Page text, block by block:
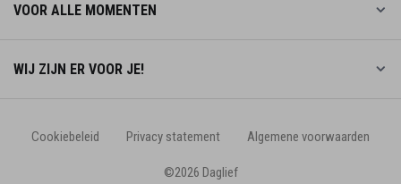
VOOR ALLE MOMENTEN
WIJ ZIJN ER VOOR JE!
Cookiebeleid Privacy statement Algemene voorwaarden
©2026 Daglief